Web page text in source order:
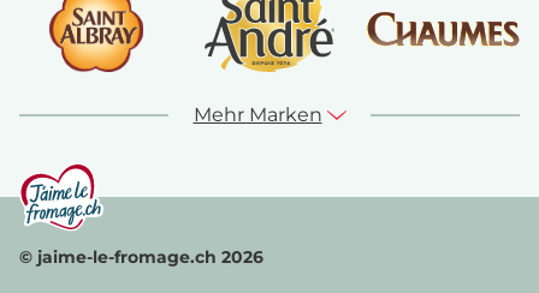
Mehr Marken
© jaime-le-fromage.ch 2026